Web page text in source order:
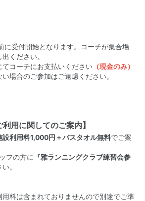
に受付開始となります。コーチが集合場
ください。
てコーチにお支払いください （現金のみ）
い場合のご参加はご遠慮ください。
利用に関してのご案内】
設利用料1,000円＋バスタオル無料でご案
フの方に
『雅ランニングクラブ練習会参
。
用料は含まれておりませんので別途でご準